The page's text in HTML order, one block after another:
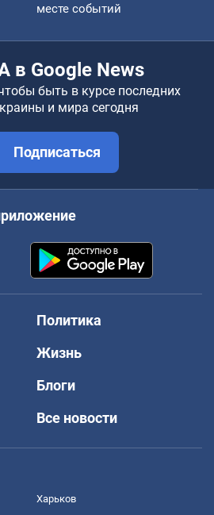
месте событий
в Google News
быть в курсе последних
и мира сегодня
Подписаться
Политика
Жизнь
Блоги
Все новости
Харьков